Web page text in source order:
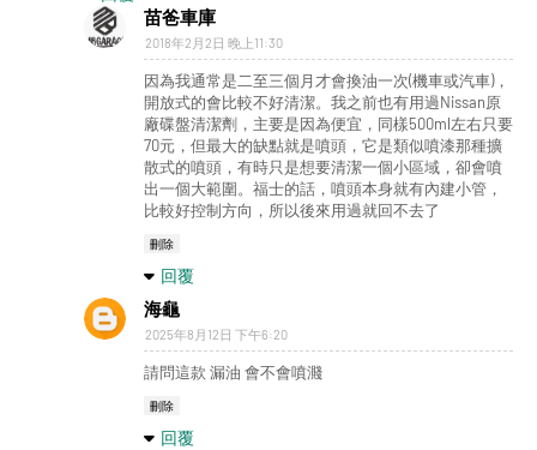
苗爸車庫
2018年2月2日 晚上11:30
因為我通常是二至三個月才會換油一次(機車或汽車)，
開放式的會比較不好清潔。我之前也有用過Nissan原
廠碟盤清潔劑，主要是因為便宜，同樣500ml左右只要
70元，但最大的缺點就是噴頭，它是類似噴漆那種擴
散式的噴頭，有時只是想要清潔一個小區域，卻會噴
出一個大範圍。福士的話，噴頭本身就有內建小管，
比較好控制方向，所以後來用過就回不去了
刪除
回覆
海龜
2025年8月12日 下午6:20
請問這款 漏油 會不會噴濺
刪除
回覆